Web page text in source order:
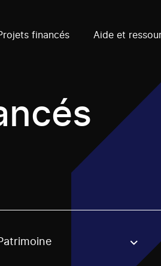
financés Aide et
stream or regon. The filter will